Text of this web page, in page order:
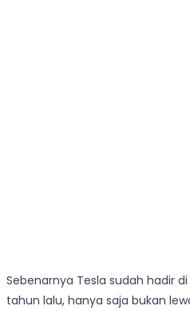
Sebenarnya Tesla sudah hadir
tahun lalu, hanya saja bukan